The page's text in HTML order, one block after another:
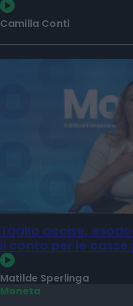
Camilla Conti
Taglio accise,
il conto per le
Matilde Sperlinga
Moneta